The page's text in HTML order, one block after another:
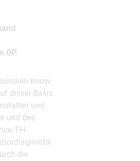
OP.
Know-
dieser Basis
und
und des
FH-
die